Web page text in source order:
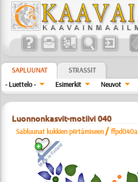
SAPLUUNAT
STRASSIT
- Luettelo -
Esimerkit Neuvot
Luonnonkasvit-motiivi 040
Sabluunat kukkien piirtämiseen /ffpd040a